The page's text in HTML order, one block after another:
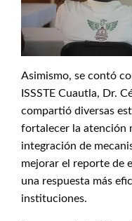
Asimismo, se contó
ISSSTE Cuautla, Dr.
compartió diversas
fortalecer la atención
integración de
mejorar el reporte de
una respuesta más
instituciones.